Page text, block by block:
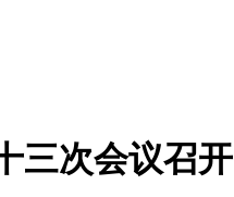
三次会议召开